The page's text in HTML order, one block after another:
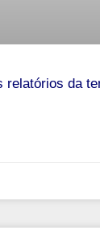
relatórios da